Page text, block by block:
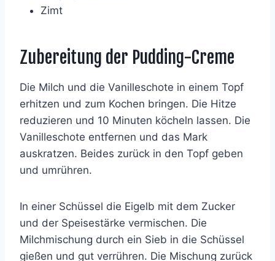
Zimt
Zubereitung der Pudding-Creme
Die Milch und die Vanilleschote in einem Topf
erhitzen und zum Kochen bringen. Die Hitze
reduzieren und 10 Minuten köcheln lassen. Die
Vanilleschote entfernen und das Mark
auskratzen. Beides zurück in den Topf geben
und umrühren.
In einer Schüssel die Eigelb mit dem Zucker
und der Speisestärke vermischen. Die
Milchmischung durch ein Sieb in die Schüssel
gießen und gut verrühren. Die Mischung zurück